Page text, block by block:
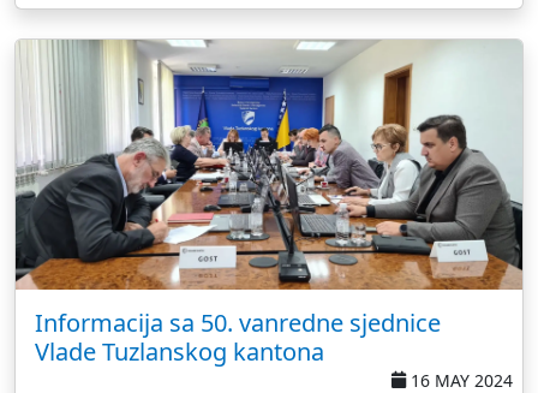
Informacija sa 50. vanredne sjednice
Vlade Tuzlanskog kantona
16 MAY 2024